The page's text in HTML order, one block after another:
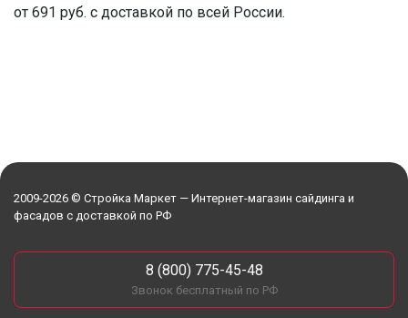
от 691 руб. с доставкой по всей России.
2009-2026 © Стройка Маркет — Интернет-магазин сайдинга и
фасадов с доставкой по РФ
8 (800) 775-45-48
Звонок бесплатный по РФ